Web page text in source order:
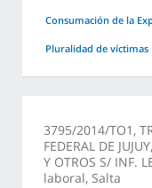
Consumación de la
Pluralidad de víctimas
3795/2014/TO1,
FEDERAL DE
Y OTROS S/ INF.
laboral, Salta